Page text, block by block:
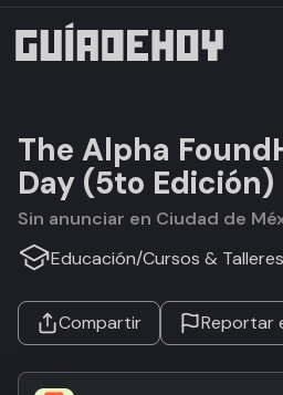
The Alpha
Day (5to Edición)
Sin anunciar en Ciudad de
Educación/Cursos & Talleres
Compartir Reportar